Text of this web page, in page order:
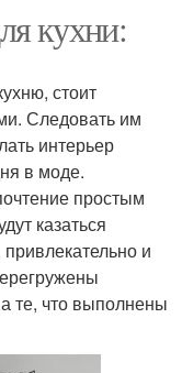
кухни:
стоит
Следовать им
интерьер
в моде.
простым
казаться
и
те, что выполнены